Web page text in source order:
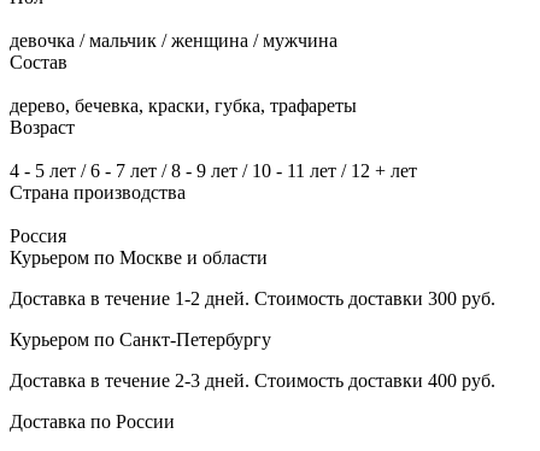
девочка / мальчик / женщина / мужчина
Состав
дерево, бечевка, краски, губка, трафареты
Возраст
4 - 5 лет / 6 - 7 лет / 8 - 9 лет / 10 - 11 лет / 12 + лет
Страна производства
Россия
Курьером по Москве и области
Доставка в течение 1-2 дней. Стоимость доставки 300 руб.
Курьером по Санкт-Петербургу
Доставка в течение 2-3 дней. Стоимость доставки 400 руб.
Доставка по России